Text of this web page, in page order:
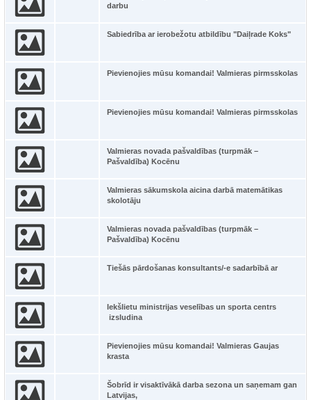
darbu
Sabiedrība ar ierobežotu atbildību "Daiļrade Koks"
Pievienojies mūsu komandai! Valmieras pirmsskolas
Pievienojies mūsu komandai! Valmieras pirmsskolas
Valmieras novada pašvaldības (turpmāk –
Pašvaldība) Kocēnu
Valmieras sākumskola aicina darbā matemātikas
skolotāju
Valmieras novada pašvaldības (turpmāk –
Pašvaldība) Kocēnu
Tiešās pārdošanas konsultants/-e sadarbībā ar
Iekšlietu ministrijas veselības un sporta centrs
izsludina
Pievienojies mūsu komandai! Valmieras Gaujas
krasta
Šobrīd ir visaktīvākā darba sezona un saņemam gan
Latvijas,